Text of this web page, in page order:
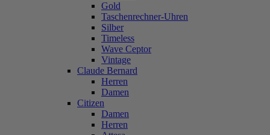
Gold
Taschenrechner-Uhren
Silber
Timeless
Wave Ceptor
Vintage
Claude Bernard
Herren
Damen
Citizen
Damen
Herren